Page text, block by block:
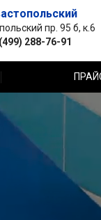
пр. 95 б, к.6
288-76-91